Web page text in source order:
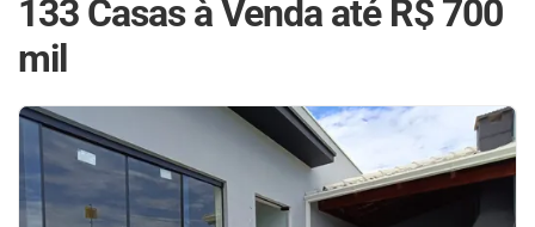
133 Casas à Venda até R$ 700
mil